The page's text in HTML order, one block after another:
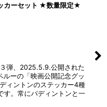
カーセット ★数量限定★
弾、2025.5.9.公開された
ルーの「映画公開記念グッ
ィントンのステッカー4種
す。常にパディントンと一